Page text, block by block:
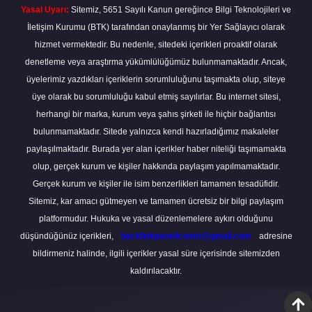
Yasal Uyarı: Sitemiz, 5651 Sayılı Kanun gereğince Bilgi Teknolojileri ve
İletişim Kurumu (BTK) tarafından onaylanmış bir Yer Sağlayıcı olarak
hizmet vermektedir. Bu nedenle, sitedeki içerikleri proaktif olarak
denetleme veya araştırma yükümlülüğümüz bulunmamaktadır. Ancak,
üyelerimiz yazdıkları içeriklerin sorumluluğunu taşımakta olup, siteye
üye olarak bu sorumluluğu kabul etmiş sayılırlar. Bu internet sitesi,
herhangi bir marka, kurum veya şahıs şirketi ile hiçbir bağlantısı
bulunmamaktadır. Sitede yalnızca kendi hazırladığımız makaleler
paylaşılmaktadır. Burada yer alan içerikler haber niteliği taşımamakta
olup, gerçek kurum ve kişiler hakkında paylaşım yapılmamaktadır.
Gerçek kurum ve kişiler ile isim benzerlikleri tamamen tesadüfidir.
Sitemiz, kar amacı gütmeyen ve tamamen ücretsiz bir bilgi paylaşım
platformudur. Hukuka ve yasal düzenlemelere aykırı olduğunu
düşündüğünüz içerikleri,
backlinkpanelicomtr@gmail.com
adresine
bildirmeniz halinde, ilgili içerikler yasal süre içerisinde sitemizden
kaldırılacaktır.